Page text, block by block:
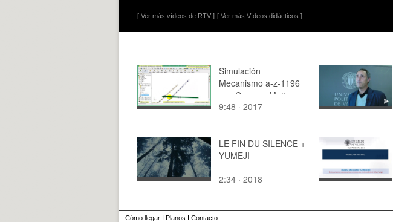
[ Ver más vídeos de RTV ] [ Ver más Vídeos didácticos ]
Simulación
Mecanismo a-z-1196
con Cosmos Motion -
1 de 3
9:48 · 2017
LE FIN DU SILENCE +
YUMEJI
2:34 · 2018
Cómo llegar I Planos I Contacto